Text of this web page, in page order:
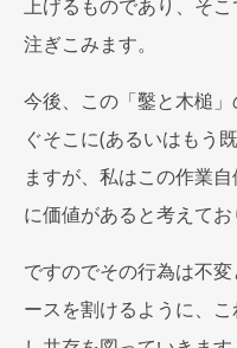
上げるものであり、そ
注ぎこみます。
今後、この「鑿と木槌
ぐそこに(あるいはもう
ますが、私はこの作業
に価値があると考えてお
ですのでその行為は不
ースを割けるように、